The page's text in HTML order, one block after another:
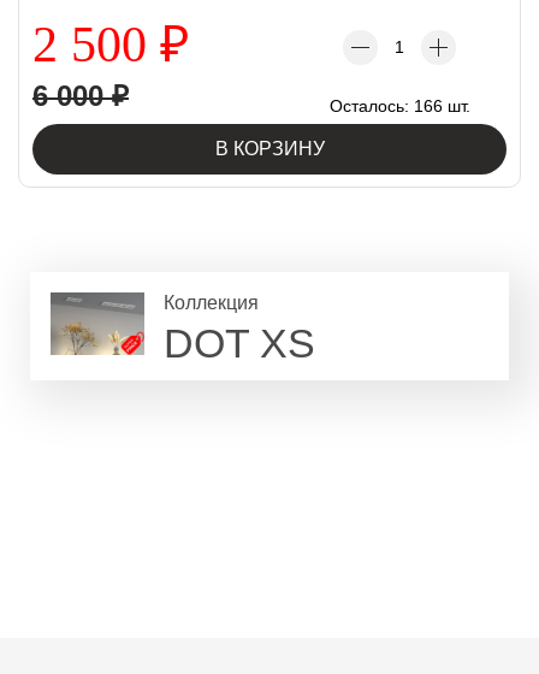
2 500 ₽
6 000₽ Осталось: 166 шт.
В КОРЗИНУ
Коллекция
DOT XS